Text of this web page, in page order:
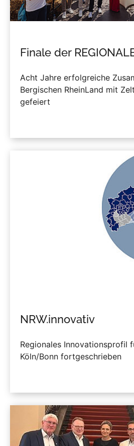
Finale der
Acht Jahre erfolgreiche
Bergischen RheinLand mit
gefeiert
NRW.innovativ
Regionales Innovationsprofil
Köln/Bonn fortgeschrieben